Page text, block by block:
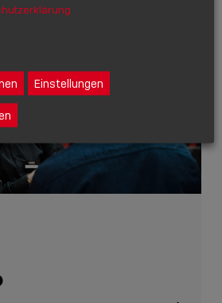
Einstellungen